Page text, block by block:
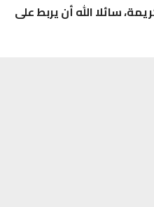
سائلا الله أن يربط على